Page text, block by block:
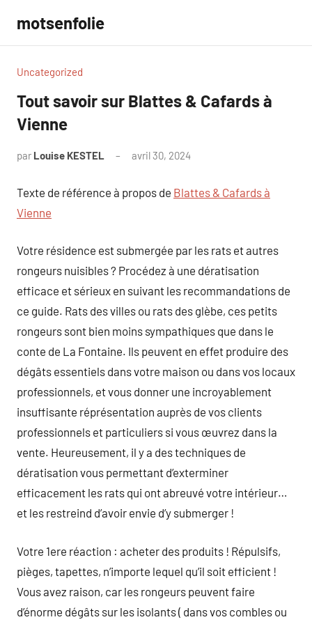
contenu
motsenfolie
Uncategorized
Tout savoir sur Blattes & Cafards à
Vienne
par Louise KESTEL avril 30, 2024
Texte de référence à propos de Blattes & Cafards à
Vienne
Votre résidence est submergée par les rats et autres
rongeurs nuisibles ? Procédez à une dératisation
efficace et sérieux en suivant les recommandations de
ce guide. Rats des villes ou rats des glèbe, ces petits
rongeurs sont bien moins sympathiques que dans le
conte de La Fontaine. Ils peuvent en effet produire des
dégâts essentiels dans votre maison ou dans vos locaux
professionnels, et vous donner une incroyablement
insuffisante réprésentation auprès de vos clients
professionnels et particuliers si vous œuvrez dans la
vente. Heureusement, il y a des techniques de
dératisation vous permettant d’exterminer
efficacement les rats qui ont abreuvé votre intérieur…
et les restreind d’avoir envie d’y submerger !
Votre 1ere réaction : acheter des produits ! Répulsifs,
pièges, tapettes, n’importe lequel qu’il soit efficient !
Vous avez raison, car les rongeurs peuvent faire
d’énorme dégâts sur les isolants ( dans vos combles ou